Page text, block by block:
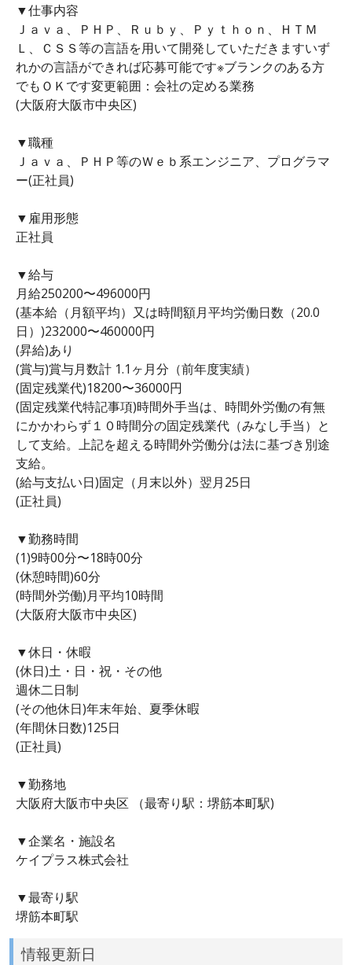
▼仕事内容
Ｊａｖａ、ＰＨＰ、Ｒｕｂｙ、Ｐｙｔｈｏｎ、ＨＴＭ
Ｌ、ＣＳＳ等の言語を用いて開発していただきますいず
れかの言語ができれば応募可能です※ブランクのある方
でもＯＫです変更範囲：会社の定める業務
(大阪府大阪市中央区)
▼職種
Ｊａｖａ、ＰＨＰ等のＷｅｂ系エンジニア、プログラマ
ー(正社員)
▼雇用形態
正社員
▼給与
月給250200〜496000円
(基本給（月額平均）又は時間額月平均労働日数（20.0
日）)232000〜460000円
(昇給)あり
(賞与)賞与月数計 1.1ヶ月分（前年度実績）
(固定残業代)18200〜36000円
(固定残業代特記事項)時間外手当は、時間外労働の有無
にかかわらず１０時間分の固定残業代（みなし手当）と
して支給。上記を超える時間外労働分は法に基づき別途
支給。
(給与支払い日)固定（月末以外）翌月25日
(正社員)
▼勤務時間
(1)9時00分〜18時00分
(休憩時間)60分
(時間外労働)月平均10時間
(大阪府大阪市中央区)
▼休日・休暇
(休日)土・日・祝・その他
週休二日制
(その他休日)年末年始、夏季休暇
(年間休日数)125日
(正社員)
▼勤務地
大阪府大阪市中央区 （最寄り駅：堺筋本町駅)
▼企業名・施設名
ケイプラス株式会社
▼最寄り駅
堺筋本町駅
情報更新日